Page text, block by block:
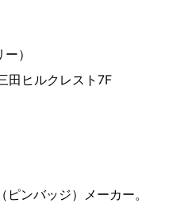
）
ヒルクレスト7F
ンバッジ）メーカー。